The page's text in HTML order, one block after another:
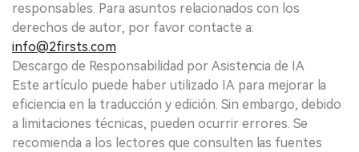
responsables. Para asuntos relacionados con los
derechos de autor, por favor contacte a:
info@2firsts.com
Descargo de Responsabilidad por Asistencia de IA
Este artículo puede haber utilizado IA para mejorar la
eficiencia en la traducción y edición. Sin embargo, debido
a limitaciones técnicas, pueden ocurrir errores. Se
recomienda a los lectores que consulten las fuentes